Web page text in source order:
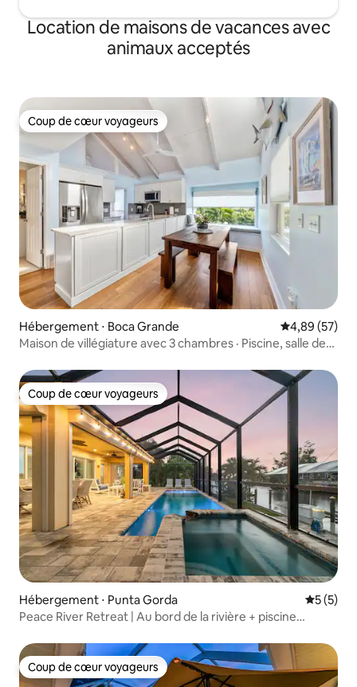
Location de maisons de vacances avec
animaux acceptés
Coup de cœur voyageurs
Coup de cœur voyageurs
Hébergement ⋅ Boca Grande Évaluation
4,89 (57)
Maison de villégiature avec 3 chambres · Piscine, salle de
Coup de cœur voyageurs
Coup de cœur voyageurs
Hébergement ⋅ Punta Gorda
5 (5)
Peace River Retreat | Au bord de la rivière + piscine
Coup de cœur voyageurs
Coup de cœur voyageurs